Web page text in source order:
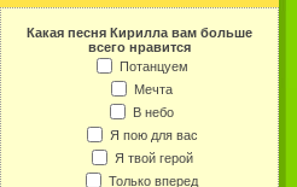
Какая песня Кирилла вам больше
всего нравится
Потанцуем
Мечта
В небо
Я пою для вас
Я твой герой
Только вперед